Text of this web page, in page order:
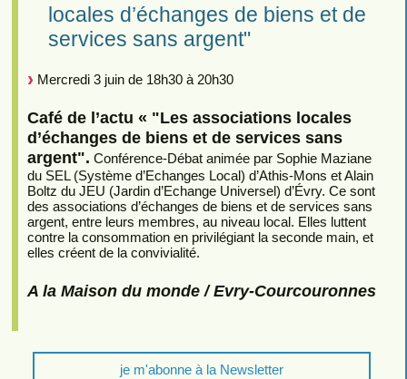
locales d’échanges de biens et de
services sans argent"
Mercredi 3 juin de 18h30 à 20h30
Café de l’actu « "Les associations locales
d’échanges de biens et de services sans
argent". Conférence-Débat animée par Sophie Maziane
du SEL (Système d’Echanges Local) d’Athis-Mons et Alain
Boltz du JEU (Jardin d’Echange Universel) d’Évry. Ce sont
des associations d’échanges de biens et de services sans
argent, entre leurs membres, au niveau local. Elles luttent
contre la consommation en privilégiant la seconde main, et
elles créent de la convivialité.
A la Maison du monde / Evry-Courcouronnes
je m'abonne à la Newsletter